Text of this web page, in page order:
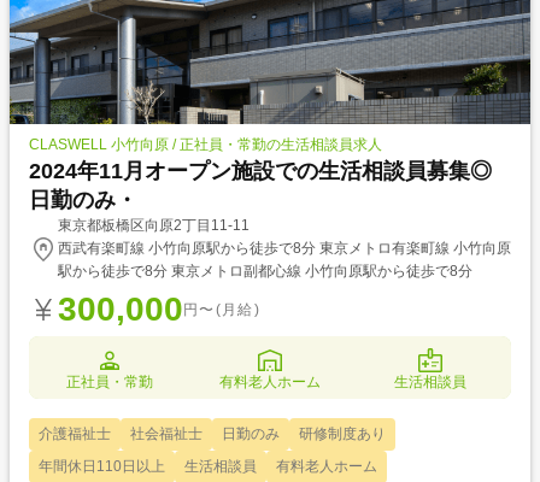
CLASWELL 小竹向原 / 正社員・常勤の生活相談員求人
2024年11月オープン施設での生活相談員募集◎
日勤のみ・
東京都板橋区向原2丁目11-11
西武有楽町線 小竹向原駅から徒歩で8分 東京メトロ有楽町線 小竹向原
駅から徒歩で8分 東京メトロ副都心線 小竹向原駅から徒歩で8分
300,000 円〜(月給)
正社員・常勤 有料老人ホーム 生活相談員
介護福祉士 社会福祉士 日勤のみ
研修制度あり
年間休日110日以上
生活相談員 有料老人ホーム